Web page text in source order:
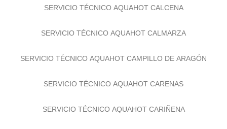
SERVICIO TÉCNICO AQUAHOT CALCENA
SERVICIO TÉCNICO AQUAHOT CALMARZA
SERVICIO TÉCNICO AQUAHOT CAMPILLO DE ARAGÓN
SERVICIO TÉCNICO AQUAHOT CARENAS
SERVICIO TÉCNICO AQUAHOT CARIÑENA